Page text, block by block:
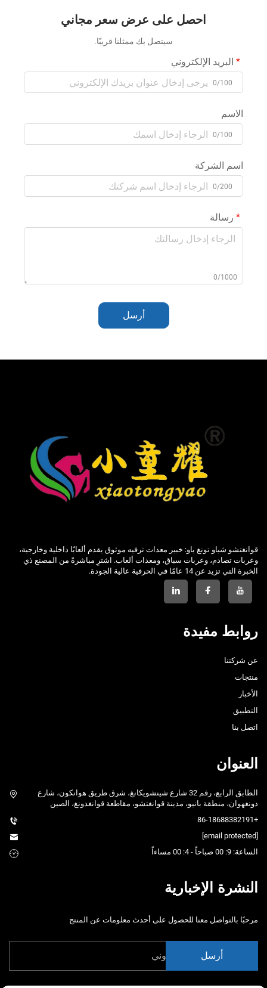
احصل على عرض سعر مجاني
سيتصل بك ممثلنا قريبًا.
البريد الإلكتروني
0/100
الاسم
0/100
اسم الشركة
0/200
رسالة
0/1000
أرسل
قوانغتشو شياو تونغ ياو: خبير معدات ترفيه موثوق يقدم ألعابًا داخلية وخارجية،
وعربات تصادم، وعربات سباق، ومعدات ألعاب. اشترِ مباشرةً من المصنع ذي
الخبرة التي تزيد عن 14 عامًا في الحرفية عالية الجودة.
روابط مفيدة
عن شركتنا
منتجات
الأخبار
التطبيق
اتصل بنا
العنوان
الطابق الرابع، رقم 32 شارع شينشويكانغ، شرق طريق هوانكون، شارع
دونغهوان، منطقة بانيو، مدينة قوانغتشو، مقاطعة قوانغدونغ، الصين
+86-18688382191
[email protected]
الساعة: 9: 00 صباحاً - 4: 00 مساءاً
النشرة الإخبارية
مرحبًا بالتواصل معنا للحصول على أحدث معلومات عن المنتج
أرسل